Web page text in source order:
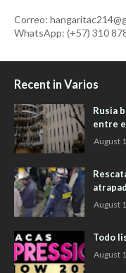
Correo:
WhatsApp: (+57) 310
Recent in Varios
Rusia
entre
August
August
Todo
August